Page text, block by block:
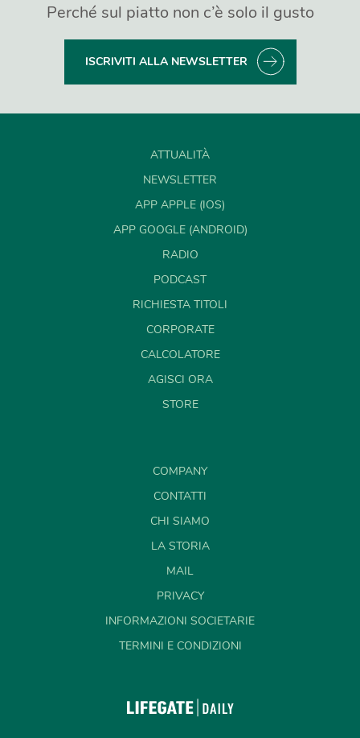
Perché sul piatto non c’è solo il gusto
ISCRIVITI ALLA NEWSLETTER
ATTUALITÀ
NEWSLETTER
APP APPLE (IOS)
APP GOOGLE (ANDROID)
RADIO
PODCAST
RICHIESTA TITOLI
CORPORATE
CALCOLATORE
AGISCI ORA
STORE
COMPANY
CONTATTI
CHI SIAMO
LA STORIA
MAIL
PRIVACY
INFORMAZIONI SOCIETARIE
TERMINI E CONDIZIONI